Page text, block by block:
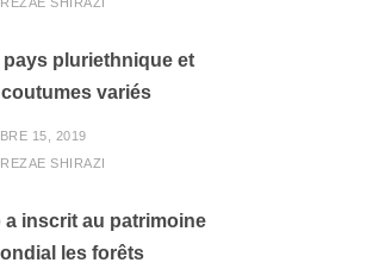
pays pluriethnique et
variés
15, 2019
SHIRAZI
a inscrit au patrimoine
les forêts